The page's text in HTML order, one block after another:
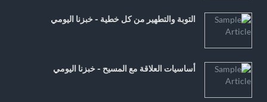
التوبة والتطهير من كل خطية - خبزنا اليومي
أساسيات العلاقة مع المسيح - خبزنا اليومي